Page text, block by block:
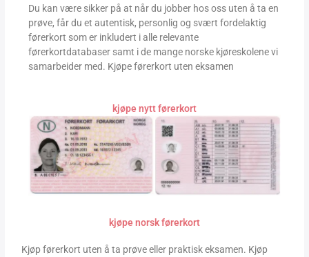
Du kan være sikker på at når du jobber hos oss uten å ta en
prøve, får du et autentisk, personlig og svært fordelaktig
førerkort som er inkludert i alle relevante
førerkortdatabaser samt i de mange norske kjøreskolene vi
samarbeider med. Kjøpe førerkort uten eksamen
kjøpe nytt førerkort
kjøpe norsk førerkort
Kjøp førerkort uten å ta prøve eller praktisk eksamen. Kjøp